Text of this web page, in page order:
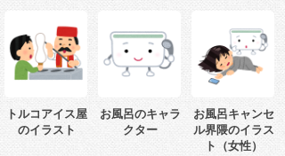
トルコアイス屋
のイラスト
お風呂のキャラ
クター
お風呂キャンセ
ル界隈のイラス
ト（女性）